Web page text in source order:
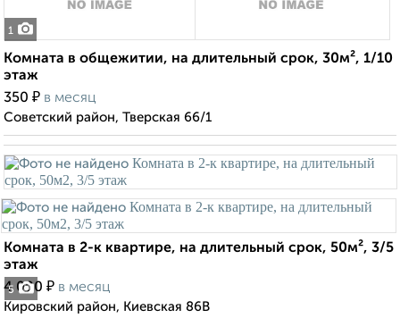
1
Комната в общежитии, на длительный срок, 30м², 1/10
этаж
350 ₽ в месяц
Советский район, Тверская 66/1
5
Комната в 2-к квартире, на длительный срок, 50м², 3/5
этаж
4 000 ₽ в месяц
Кировский район, Киевская 86В